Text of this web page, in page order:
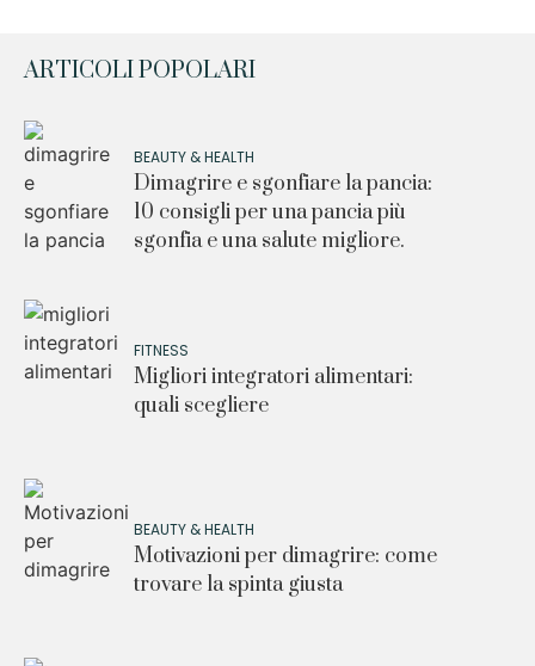
ARTICOLI POPOLARI
BEAUTY & HEALTH
Dimagrire e sgonfiare la pancia:
10 consigli per una pancia più
sgonfia e una salute migliore.
FITNESS
Migliori integratori alimentari:
quali scegliere
BEAUTY & HEALTH
Motivazioni per dimagrire: come
trovare la spinta giusta